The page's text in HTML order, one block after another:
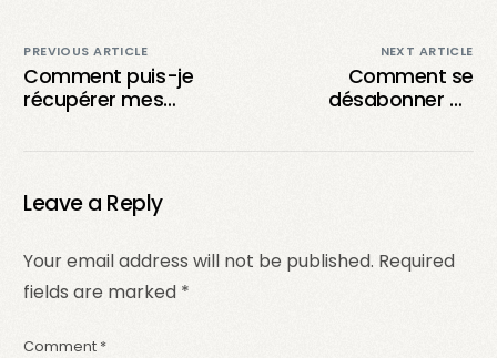
PREVIOUS ARTICLE
Comment puis-je
récupérer mes
éviter de perdre mes
NEXT ARTICLE
Comment se
désabonner de
de manière efficace ?
Leave a Reply
Your email address will not be published. Required
fields are marked *
Comment *